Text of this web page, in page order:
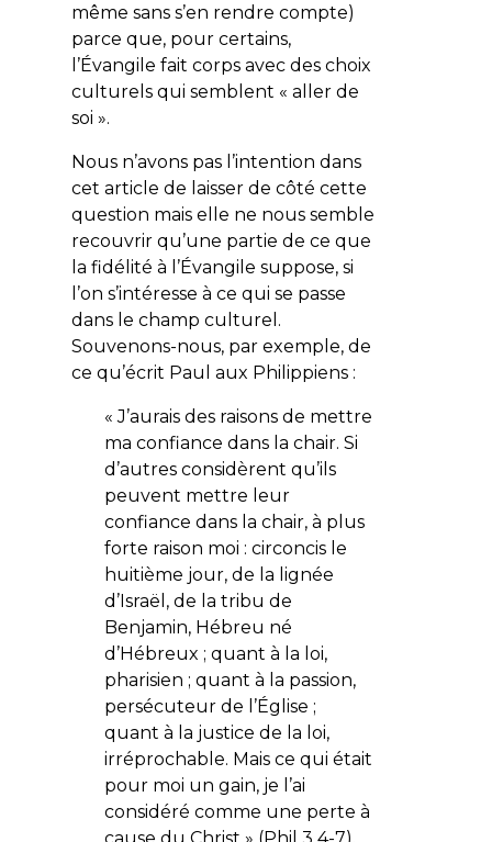
même sans s’en rendre compte)
parce que, pour certains,
l’Évangile fait corps avec des choix
culturels qui semblent « aller de
soi ».
Nous n’avons pas l’intention dans
cet article de laisser de côté cette
question mais elle ne nous semble
recouvrir qu’une partie de ce que
la fidélité à l’Évangile suppose, si
l’on s’intéresse à ce qui se passe
dans le champ culturel.
Souvenons-nous, par exemple, de
ce qu’écrit Paul aux Philippiens :
«J’aurais des raisons de mettre
ma confiance dans la chair. Si
d’autres considèrent qu’ils
peuvent mettre leur
confiance dans la chair, à plus
forte raison moi : circoncis le
huitième jour, de la lignée
d’Israël, de la tribu de
Benjamin, Hébreu né
d’Hébreux ; quant à la loi,
pharisien ; quant à la passion,
persécuteur de l’Église ;
quant à la justice de la loi,
irréprochable. Mais ce qui était
pour moi un gain, je l’ai
considéré comme une perte à